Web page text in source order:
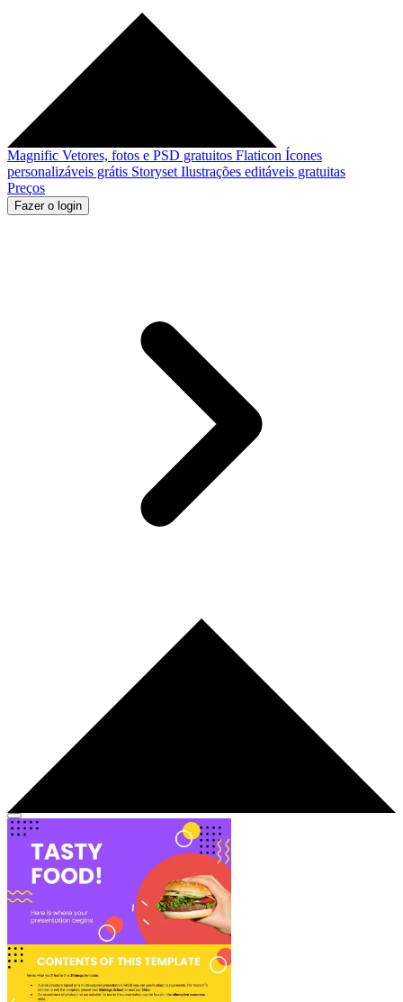
Magnific Vetores, fotos e PSD gratuitos Flaticon Ícones
personalizáveis grátis Storyset Ilustrações editáveis gratuitas
Preços
Fazer o login